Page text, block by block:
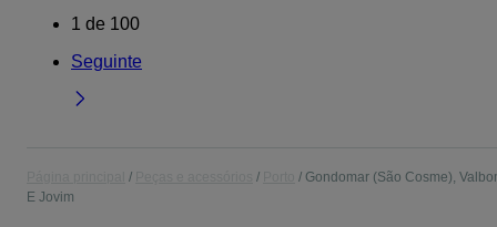
1 de 100
Seguinte
Gondomar (São Cosme),
E Jovim